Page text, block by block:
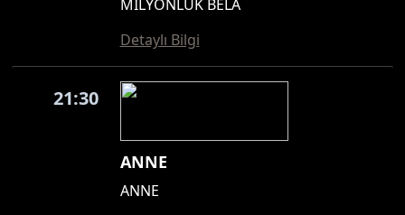
MİLYONLUK BELA
Detaylı Bilgi
21:30
ANNE
ANNE